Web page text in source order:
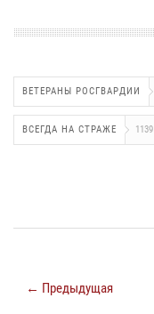
ВЕТЕРАНЫ РОСГВАРДИИ
ВСЕГДА НА СТРАЖЕ 1139
← Предыдущая